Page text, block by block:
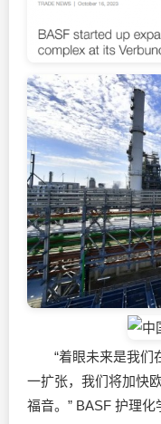
“着眼未来是我们
一扩张，我们将加快
福音。” BASF 护理化